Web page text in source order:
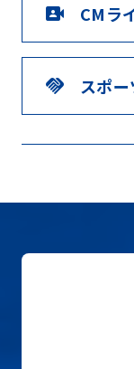
video_camera_front CMラ
handshake スポ